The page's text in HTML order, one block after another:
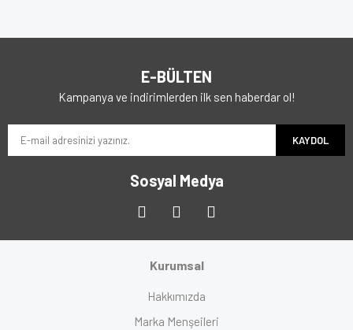
E-BÜLTEN
Kampanya ve indirimlerden ilk sen haberdar ol!
KAYDOL
Sosyal Medya
Kurumsal
Hakkımızda
Marka Menşeileri